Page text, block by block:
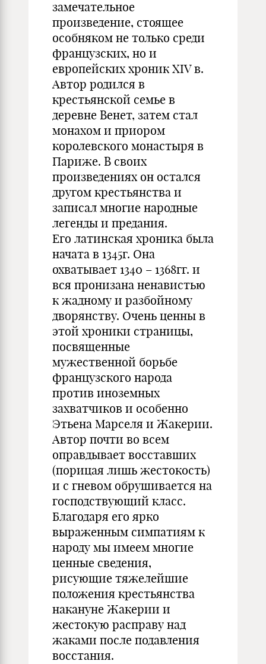
замечательное
произведение, стоящее
особняком не только среди
французских, но и
европейских хроник XIV в.
Автор родился в
крестьянской семье в
деревне Венет, затем стал
монахом и приором
королевского монастыря в
Париже. В своих
произведениях он остался
другом крестьянства и
записал многие народные
легенды и предания.
Его латинская хроника была
начата в 1345г. Она
охватывает 1340 – 1368гг. и
вся пронизана ненавистью
к жадному и разбойному
дворянству. Очень ценны в
этой хроники страницы,
посвященные
мужественной борьбе
французского народа
против иноземных
захватчиков и особенно
Этьена Марселя и Жакерии.
Автор почти во всем
оправдывает восставших
(порицая лишь жестокость)
и с гневом обрушивается на
господствующий класс.
Благодаря его ярко
выраженным симпатиям к
народу мы имеем многие
ценные сведения,
рисующие тяжелейшие
положения крестьянства
накануне Жакерии и
жестокую расправу над
жаками после подавления
восстания.